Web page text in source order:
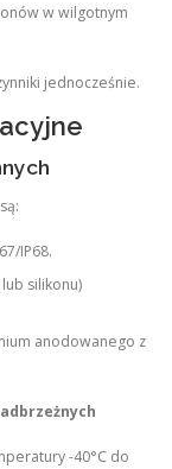
w wilgotnym
jednocześnie.
IP68.
silikonu)
anodowanego z
-40°C do